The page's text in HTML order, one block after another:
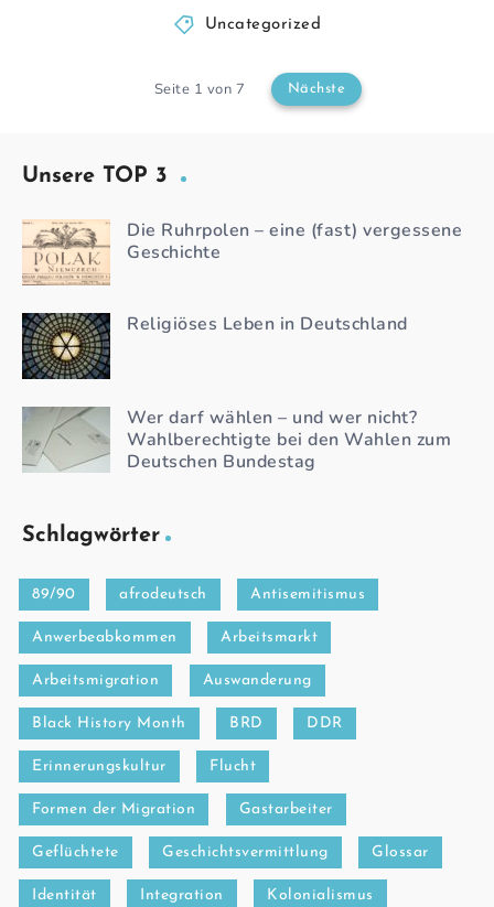
Uncategorized
Seite 1 von 7 Nächste
Unsere TOP 3
Die Ruhrpolen – eine (fast) vergessene
Geschichte
Religiöses Leben in Deutschland
Wer darf wählen – und wer nicht?
Wahlberechtigte bei den Wahlen zum
Deutschen Bundestag
Schlagwörter
89/90 afrodeutsch Antisemitismus
Anwerbeabkommen Arbeitsmarkt
Arbeitsmigration Auswanderung
Black History Month BRD DDR
Erinnerungskultur Flucht
Formen der Migration Gastarbeiter
Geflüchtete Geschichtsvermittlung Glossar
Identität Integration Kolonialismus